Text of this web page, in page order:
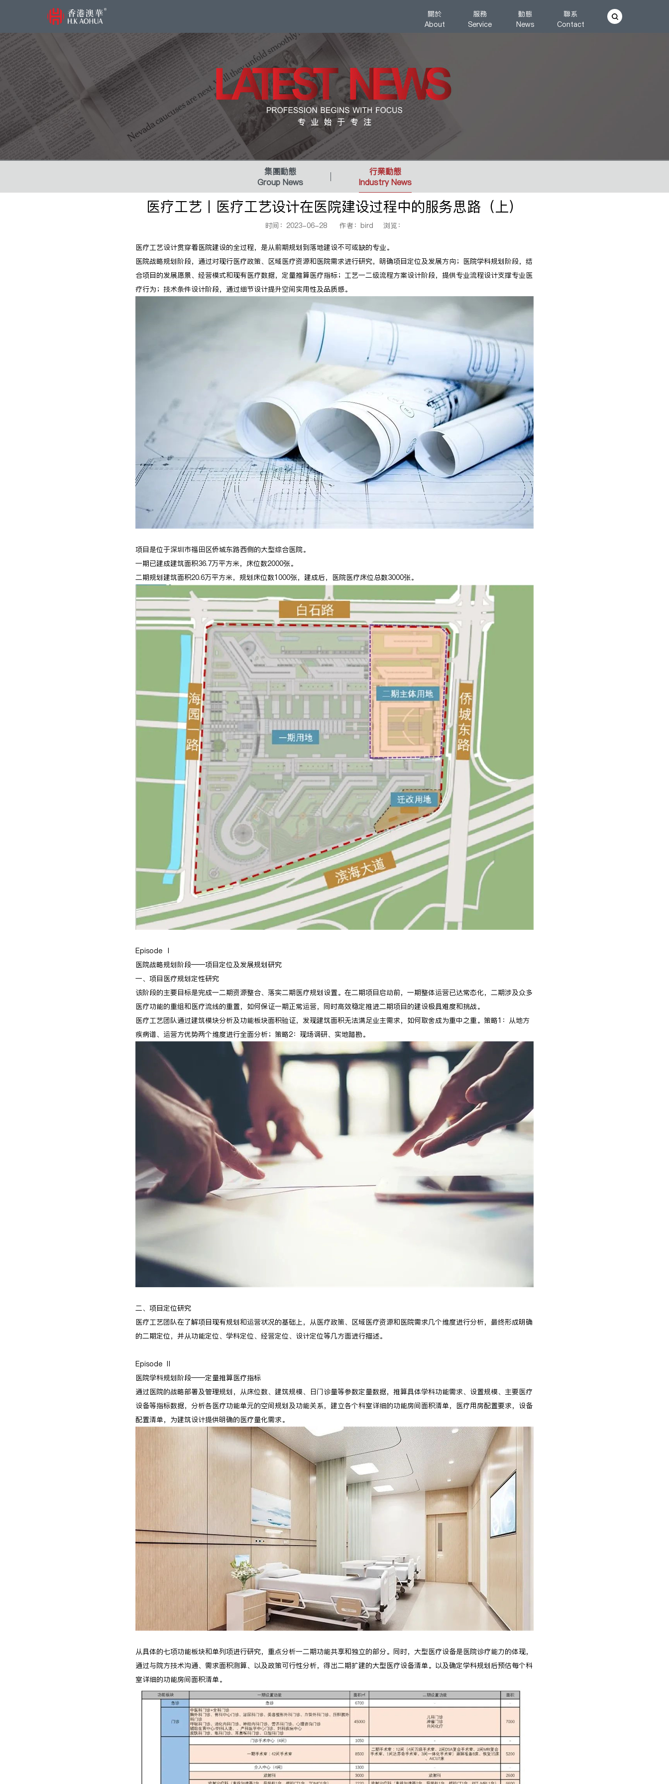
關於
About
服務
Service
動態
News
聯系
Contact
集團動態
Group News
行業動態
Industry News
医疗工艺丨医疗工艺设计在医院建设过程中的服务思路（上）
时间：2023-06-28 作者：bird 浏览：
医疗工艺设计贯穿着医院建设的全过程，是从前期规划到落地建设不可或缺的专业。
医院战略规划阶段，通过对现行医疗政策、区域医疗资源和医院需求进行研究，明确项目定位及发展方向；医院学科规划阶段，结
合项目的发展愿景、经营模式和现有医疗数据，定量推算医疗指标；工艺一二级流程方案设计阶段，提供专业流程设计支撑专业医
疗行为；技术条件设计阶段，通过细节设计提升空间实用性及品质感。
项目是位于深圳市福田区侨城东路西侧的大型综合医院。
一期已建成建筑面积36.7万平方米，床位数2000张。
二期规划建筑面积20.6万平方米，规划床位数1000张，建成后，医院医疗床位总数3000张。
Episode Ⅰ
医院战略规划阶段——项目定位及发展规划研究
一、项目医疗规划定性研究
该阶段的主要目标是完成一二期资源整合、落实二期医疗规划设置。在二期项目启动前，一期整体运营已达常态化，二期涉及众多
医疗功能的重组和医疗流线的重置，如何保证一期正常运营，同时高效稳定推进二期项目的建设极具难度和挑战。
医疗工艺团队通过建筑模块分析及功能板块面积验证，发现建筑面积无法满足业主需求，如何取舍成为重中之重。策略1：从地方
疾病谱、运营方优势两个维度进行全面分析；策略2：现场调研、实地踏勘。
二、项目定位研究
医疗工艺团队在了解项目现有规划和运营状况的基础上，从医疗政策、区域医疗资源和医院需求几个维度进行分析，最终形成明确
的二期定位，并从功能定位、学科定位、经营定位、设计定位等几方面进行描述。
Episode Ⅱ
医院学科规划阶段——定量推算医疗指标
通过医院的战略部署及管理规划，从床位数、建筑规模、日门诊量等参数定量数据，推算具体学科功能需求、设置规模、主要医疗
设备等指标数据，分析各医疗功能单元的空间规划及功能关系，建立各个科室详细的功能房间面积清单，医疗用房配置要求，设备
配置清单，为建筑设计提供明确的医疗量化需求。
从具体的七项功能板块和单列项进行研究，重点分析一二期功能共享和独立的部分。同时，大型医疗设备是医院诊疗能力的体现，
通过与院方技术沟通、需求面积测算、以及政策可行性分析，得出二期扩建的大型医疗设备清单。以及确定学科规划后预估每个科
室详细的功能房间面积清单。